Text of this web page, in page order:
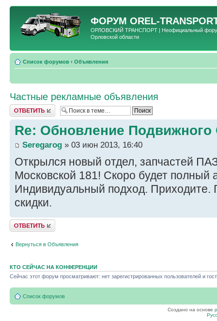
ФОРУМ OREL-
ОРЛОВСКИЙ ТРАНСПОРТ | Неофициальный форум
Орловской области
Список форумов ‹ Объявления
Частные рекламные объявления
Ответить
Re: Обновление Подвижного
Seregarog » 03 июн 2013, 16:40
Открылся новый отдел, запчастей
Московской 181! Скоро будет полный
Индивидуальный подход. Приходите.
скидки.
Ответить
Вернуться в Объявления
КТО СЕЙЧАС НА КОНФЕРЕНЦИИ
Сейчас этот форум просматривают: нет зарегистрированных пользователей и
Список форумов
Создано на основе